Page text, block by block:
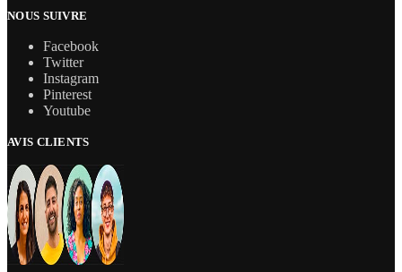
NOUS SUIVRE
Facebook
Twitter
Instagram
Pinterest
Youtube
AVIS CLIENTS